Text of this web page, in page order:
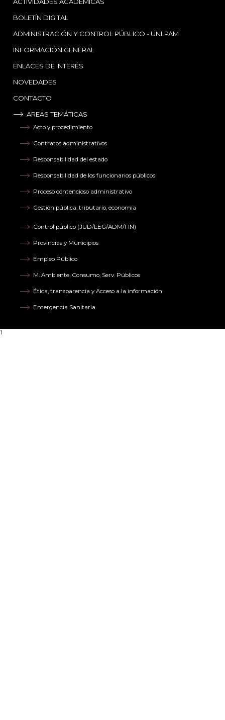
BOLETÍN DIGITAL
ADMINISTRACIÓN Y CONTROL PÚBLICO - UNLPAM
INFORMACIÓN GENERAL
ENLACES DE INTERÉS
NOVEDADES
CONTACTO
AREAS TEMÁTICAS
Acto y procedimiento
Contratos administrativos
Responsabilidad del estado
Responsabilidad de los funcionarios públicos
Proceso contencioso administrativo
Gestión pública, tributario, economía
Control público (JUD/LEG/ADM/FIN)
Provincias y Municipios
Empleo Público
M. Ambiente, Consumo, Serv. Públicos
Ética, transparencia y Acceso a la información
Emergencia Sanitaria
1